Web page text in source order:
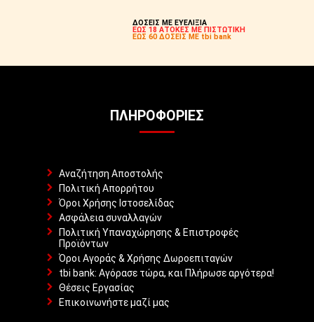
ΔΟΣΕΙΣ ΜΕ ΕΥΕΛΙΞΙΑ
ΕΩΣ 18 ΑΤΟΚΕΣ ΜΕ ΠΙΣΤΩΤΙΚΗ
ΕΩΣ 60 ΔΟΣΕΙΣ ΜΕ tbi bank
ΠΛΗΡΟΦΟΡΊΕΣ
Αναζήτηση Αποστολής
Πολιτική Απορρήτου
Όροι Χρήσης Ιστοσελίδας
Ασφάλεια συναλλαγών
Πολιτική Υπαναχώρησης & Επιστροφές
Προϊόντων
Όροι Αγοράς & Χρήσης Δωροεπιταγών
tbi bank: Αγόρασε τώρα, και Πλήρωσε αργότερα!
Θέσεις Εργασίας
Επικοινωνήστε μαζί μας